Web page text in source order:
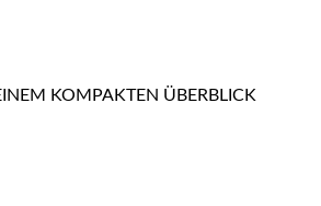
KOMPAKTEN ÜBERBLICK